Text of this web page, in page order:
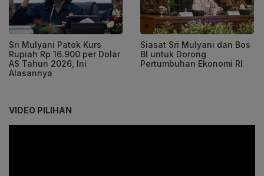
Sri Mulyani Patok Kurs
Rupiah Rp 16.900 per Dolar
AS Tahun 2026, Ini
Alasannya
Siasat Sri Mulyani dan Bos
BI untuk Dorong
Pertumbuhan Ekonomi RI
VIDEO PILIHAN